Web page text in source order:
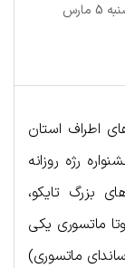
در سه‌شنبه 5 مارس
اطراف استان
رژه روزانه
بزرگ تایکو،
ماتسوری یکی
ماتسوری)